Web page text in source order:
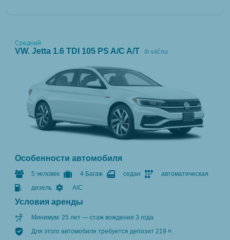
Средний
VW. Jetta 1.6 TDI 105 PS A/C A/T ili slično
Особенности автомобиля
5 человек 4 Багаж седан
автоматическая
дизель
A/C
Условия аренды
Минимум: 25 лет — стаж вождения 3 года
Для этого автомобиля требуется депозит 219 ¤.